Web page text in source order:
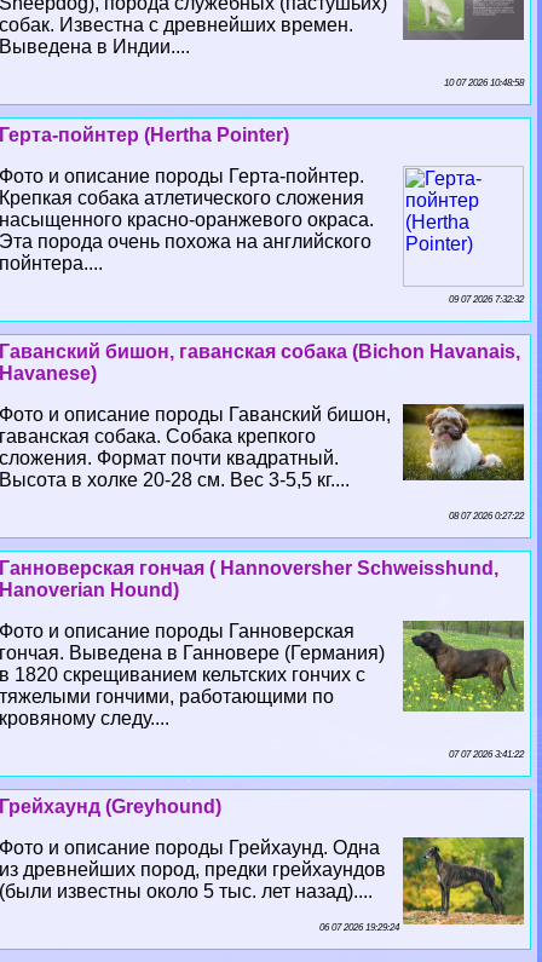
собак. Известна с древнейших времен.
Выведена в Индии....
10 07 2026 10:48:58
Герта-пойнтер (Hertha Pointer)
Фото и описание породы Герта-пойнтер.
Крепкая собака атлетического сложения
насыщенного красно-оранжевого окраса.
Эта порода очень похожа на английского
пойнтера....
09 07 2026 7:32:32
Гаванский бишон, гаванская собака (Bichon Havanais,
Havanese)
Фото и описание породы Гаванский бишон,
гаванская собака. Собака крепкого
сложения. Формат почти квадратный.
Высота в холке 20-28 см. Вес 3-5,5 кг....
08 07 2026 0:27:22
Ганноверская гончая ( Hannoversher Schweisshund,
Hanoverian Hound)
Фото и описание породы Ганноверская
гончая. Выведена в Ганновере (Германия)
в 1820 скрещиванием кельтских гончих с
тяжелыми гончими, работающими по
кровяному следу....
07 07 2026 3:41:22
Грейхаунд (Greyhound)
Фото и описание породы Грейхаунд. Одна
из древнейших пород, предки грейхаундов
(были известны около 5 тыс. лет назад)....
06 07 2026 19:29:24